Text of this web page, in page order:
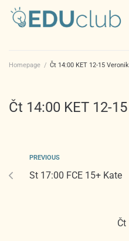
Homepage / Čt 14:00 KET 12-15
Čt 14:00 KET 12-
PREVIOUS
St 17:00 FCE 15+ Kate
Čt